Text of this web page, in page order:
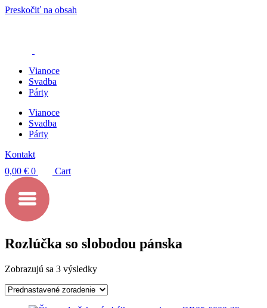
Preskočiť na obsah
Vianoce
Svadba
Párty
Vianoce
Svadba
Párty
Kontakt
0,00 € 0 Cart
Rozlúčka so slobodou pánska
Zobrazujú sa 3 výsledky